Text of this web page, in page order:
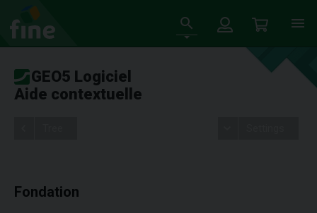
GEO5 Logiciel
Aide contextuelle
Fondation